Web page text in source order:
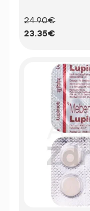
24.90€
23.35€